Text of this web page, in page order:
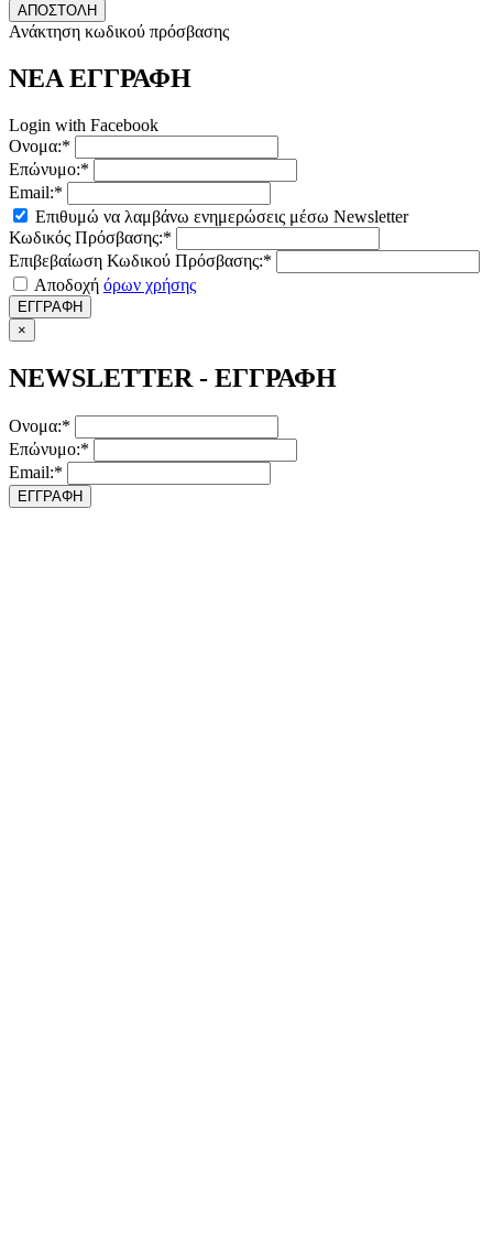
ΑΠΟΣΤΟΛΗ
Ανάκτηση κωδικού πρόσβασης
ΝΕΑ ΕΓΓΡΑΦΗ
Login with Facebook
Ονομα:*
Επώνυμο:*
Email:*
Επιθυμώ να λαμβάνω ενημερώσεις μέσω Newsletter
Κωδικός Πρόσβασης:*
Επιβεβαίωση Κωδικού Πρόσβασης:*
Αποδοχή όρων χρήσης
ΕΓΓΡΑΦΗ
×
NEWSLETTER - ΕΓΓΡΑΦΗ
Ονομα:*
Επώνυμο:*
Email:*
ΕΓΓΡΑΦΗ